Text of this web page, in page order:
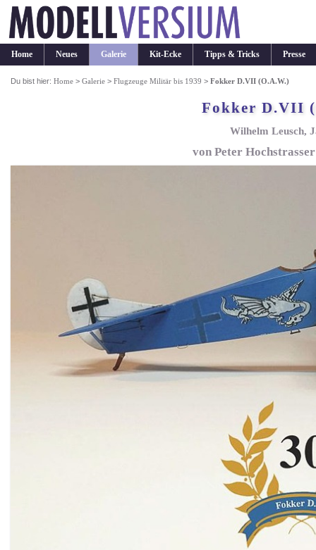
Home Neues Galerie Kit-Ecke Tipps & Tricks Presse
Du bist hier:Home >Galerie >Flugzeuge Militär bis 1939 >Fokker D.VII (O.A.W.)
Fokker D.VII
Wilhelm Leusch,
von Peter